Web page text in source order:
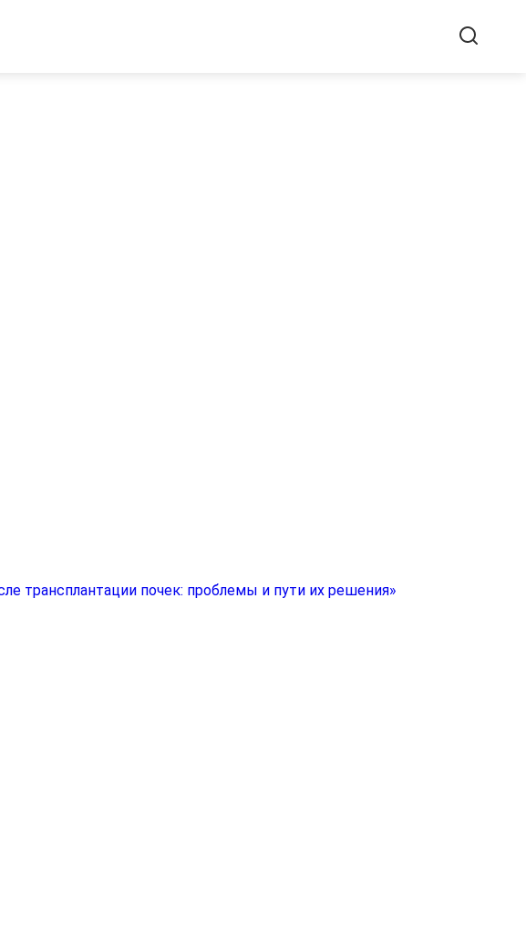
трансплантации почек: проблемы и пути их решения»